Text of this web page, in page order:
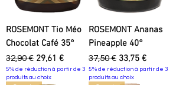
ROSEMONT Tio Méo
Chocolat Café 35°
Prix original
32,90 € Prix promotionnel
29,61 €
5% de réduction à partir de 3
produits au choix
ROSEMONT Ananas
Pineapple 40°
Prix original
37,50 € Prix promotionnel
33,75 €
5% de réduction à partir de 3
produits au choix